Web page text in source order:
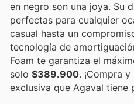
en negro son una joya. Su
perfectas para cualquier
casual hasta un
tecnología de
Foam te garantiza el
solo $389.900. ¡Compra
exclusiva que Agaval tiene